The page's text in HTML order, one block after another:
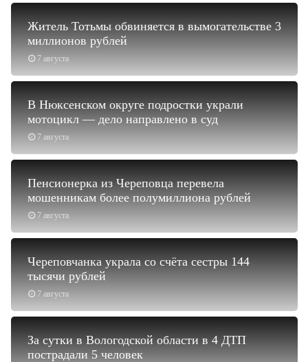
7 августа
Житель Тотьмы обвиняется в вымогательстве 3
миллионов рублей
7 августа
В Нюксенском округе подростки украли
мотоцикл — дело направлено в суд
7 августа
Пенсионерка из Череповца перевела
мошенникам более полумиллиона рублей
7 августа
Череповчанка украла со счёта сестры 144
тысячи рублей
За сутки в Вологодской области в 4 ДТП
пострадали 5 человек